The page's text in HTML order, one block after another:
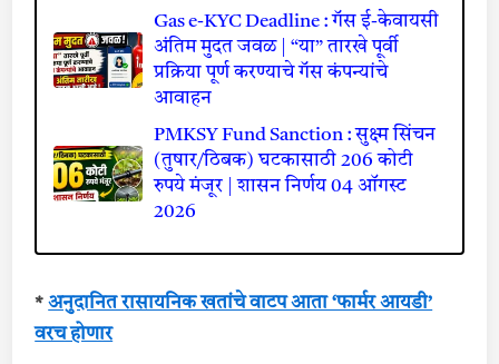
Gas e-KYC Deadline : गॅस ई-केवायसी
अंतिम मुदत जवळ | “या” तारखे पूर्वी
प्रक्रिया पूर्ण करण्याचे गॅस कंपन्यांचे
आवाहन
PMKSY Fund Sanction : सुक्ष्म सिंचन
(तुषार/ठिबक) घटकासाठी 206 कोटी
रुपये मंजूर | शासन निर्णय 04 ऑगस्ट
2026
*अनुदानित रासायनिक खतांचे वाटप आता ‘फार्मर आयडी’
वरच होणार